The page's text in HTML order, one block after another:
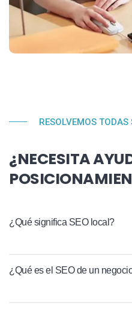
RESOLVEMOS TODAS
¿NECESITA
¿Qué significa SEO local?
¿Qué es el SEO de un